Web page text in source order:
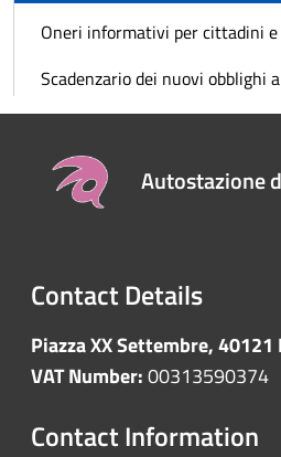
Oneri informativi per cittadini
Scadenzario dei nuovi obblighi
Autostazione
Contact Details
Piazza XX Settembre, 40121
VAT Number:00313590374
Contact Information